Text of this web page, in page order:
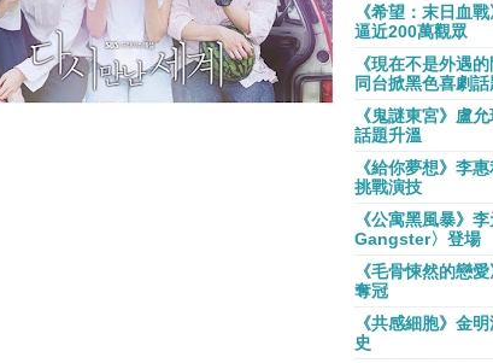
《希望：末日血
逼近200萬觀眾
《現在不是外遇
同台掀黑色喜劇話
《鬼謎東宮》盧
話題升溫
《給你夢想》李
挑戰演技
《公寓黑風暴》
Gangster〉登場
《毛骨悚然的戀
奪冠
《共感細胞》金
史